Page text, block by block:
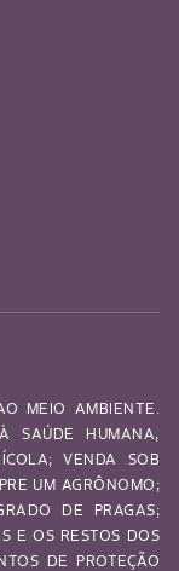
MEIO AMBIENTE.
SAÚDE HUMANA,
VENDA SOB
UM AGRÔNOMO;
DE PRAGAS;
E OS RESTOS DOS
DE PROTEÇÃO